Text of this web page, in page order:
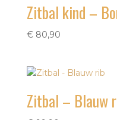
Zitbal kind –
€80,90
Zitbal – Blauw